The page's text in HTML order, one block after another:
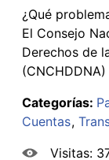
¿Qué
El Consejo
Derechos de
Categorías:
Cuentas
Visitas: